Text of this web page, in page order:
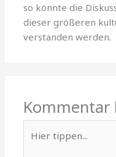
so könnte die
dieser größeren
verstanden werden.
Kommentar
tippen...